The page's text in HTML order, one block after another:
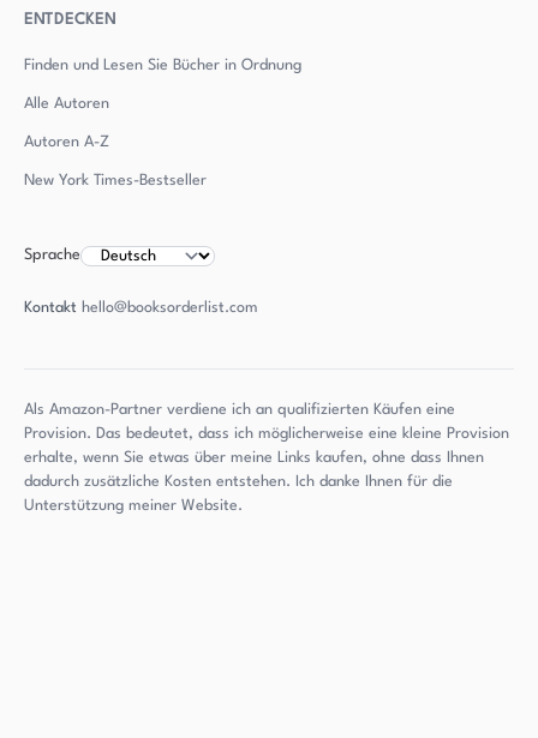
ENTDECKEN
Finden und Lesen Sie Bücher in Ordnung
Alle Autoren
Autoren A-Z
New York Times-Bestseller
Sprache
Kontakt hello@booksorderlist.com
Als Amazon-Partner verdiene ich an qualifizierten Käufen eine
Provision. Das bedeutet, dass ich möglicherweise eine kleine Provision
erhalte, wenn Sie etwas über meine Links kaufen, ohne dass Ihnen
dadurch zusätzliche Kosten entstehen. Ich danke Ihnen für die
Unterstützung meiner Website.